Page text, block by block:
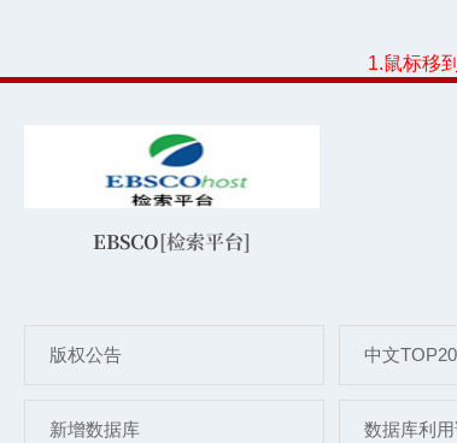
1.鼠标移
EBSCO[检索平台]
版权公告 中文TOP20
新增数据库 数据库利